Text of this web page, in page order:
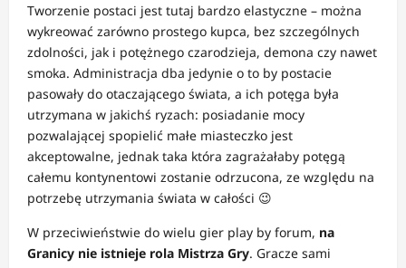
Tworzenie postaci jest tutaj bardzo elastyczne – można
wykreować zarówno prostego kupca, bez szczególnych
zdolności, jak i potężnego czarodzieja, demona czy nawet
smoka. Administracja dba jedynie o to by postacie
pasowały do otaczającego świata, a ich potęga była
utrzymana w jakichś ryzach: posiadanie mocy
pozwalającej spopielić małe miasteczko jest
akceptowalne, jednak taka która zagrażałaby potęgą
całemu kontynentowi zostanie odrzucona, ze względu na
potrzebę utrzymania świata w całości 😉
W przeciwieństwie do wielu gier play by forum, na
Granicy nie istnieje rola Mistrza Gry. Gracze sami